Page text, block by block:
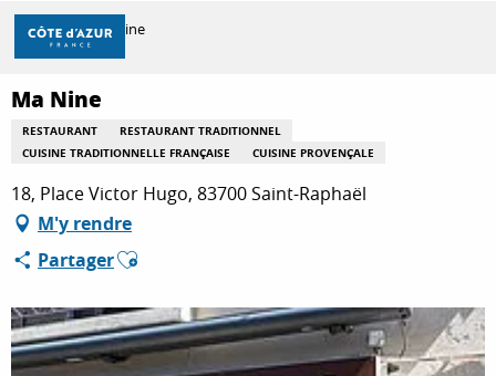
Aller
contenu
principal
DÉCOUVRIR
À FAIRE
SÉJOURNER
Accueil Ma Nine
Ma Nine
RESTAURANT
RESTAURANT TRADITIONNEL
CUISINE TRADITIONNELLE FRANÇAISE
CUISINE PROVENÇALE
18, Place Victor Hugo, 83700 Saint-Raphaël
M'y rendre
PartagerAjouter aux favoris